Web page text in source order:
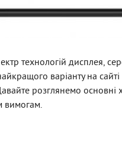
технологій дисплея,
варіанту на
розглянемо основні
вимогам.